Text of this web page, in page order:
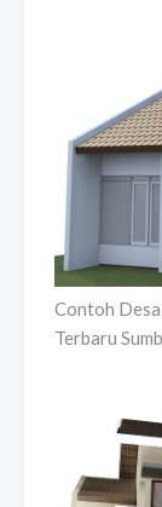
Contoh
Terbaru